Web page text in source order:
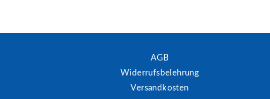
AGB
Widerrufsbelehrung
Versandkosten